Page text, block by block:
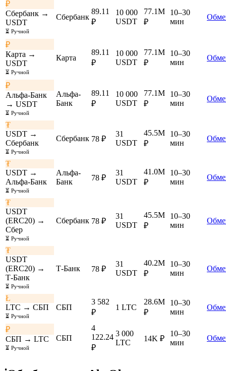
₽
Сбербанк →
USDT
⏳ Ручной
Сбербанк
89.11
₽
10 000
USDT
77.1M
₽
10–30
мин
₽
Карта →
USDT
⏳ Ручной
Карта
89.11
₽
10 000
USDT
77.1M
₽
10–30
мин
₽
Альфа-Банк
→ USDT
⏳ Ручной
Альфа-
Банк
89.11
₽
10 000
USDT
77.1M
₽
10–30
мин
₮
USDT →
Сбербанк
⏳ Ручной
Сбербанк 78 ₽
31
USDT
45.5M
₽
10–30
мин
₮
USDT →
Альфа-Банк
⏳ Ручной
Альфа-
Банк
78 ₽
31
USDT
41.0M
₽
10–30
мин
₮
USDT
(ERC20) →
Сбер
⏳ Ручной
Сбербанк 78 ₽
31
USDT
45.5M
₽
10–30
мин
₮
USDT
(ERC20) →
Т-Банк
⏳ Ручной
Т-Банк 78 ₽
31
USDT
40.2M
₽
10–30
мин
Ł
LTC → СБП
⏳ Ручной
СБП
3 582
₽
1 LTC
28.6M
₽
10–30
мин
₽
СБП → LTC
⏳ Ручной
СБП
4
122.24
₽
3 000
LTC
14K ₽
10–30
мин